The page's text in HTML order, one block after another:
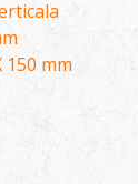
150 mm